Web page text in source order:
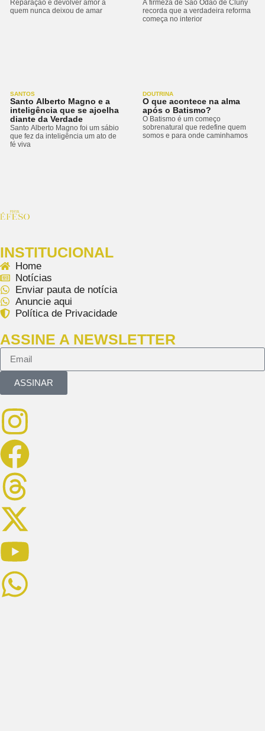
Reparação é devolver amor a
quem nunca deixou de amar
A firmeza de São Odão de Cluny
recorda que a verdadeira reforma
começa no interior
SANTOS
Santo Alberto Magno e a
inteligência que se ajoelha
diante da Verdade
Santo Alberto Magno foi um sábio
que fez da inteligência um ato de
fé viva
DOUTRINA
O que acontece na alma
após o Batismo?
O Batismo é um começo
sobrenatural que redefine quem
somos e para onde caminhamos
INSTITUCIONAL
Home
Notícias
Enviar pauta de notícia
Anuncie aqui
Política de Privacidade
ASSINE A NEWSLETTER
ASSINAR